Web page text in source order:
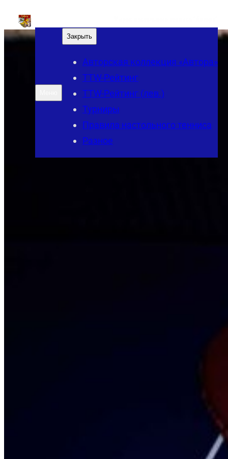
к
содержимому
Закрыть
Авторская коллекция «Автора»
TTW-Рейтинг
TTW-Рейтинг (лев.)
Турниры
Правила настольного тенниса
Разное